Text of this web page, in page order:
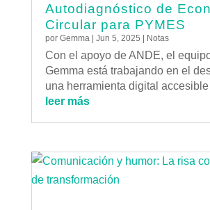
Autodiagnóstico de
Circular para PYMES
por Gemma| Jun 5, 2025 | Notas
Con el apoyo de ANDE, el
Gemma está trabajando en el
una herramienta digital accesible
leer más